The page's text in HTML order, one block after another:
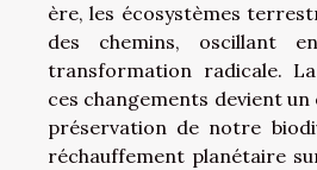
ère, les écosystèmes
des chemins, oscillant
transformation radicale.
ces changements devient
préservation de notre
réchauffement planétaire